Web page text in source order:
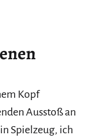
Kopf
Ausstoß an
Spielzeug, ich